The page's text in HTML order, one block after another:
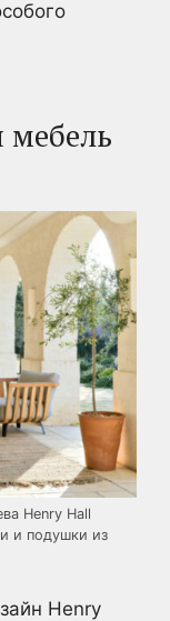
мебель
Henry Hall
и подушки из
Henry